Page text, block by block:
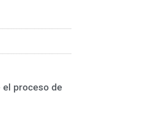
el proceso de